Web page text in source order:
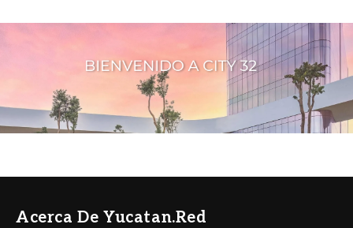
Acerca De Yucatan.red